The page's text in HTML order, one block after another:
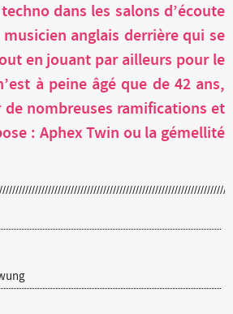
dans les salons d’écoute
anglais derrière qui se
en jouant par ailleurs pour le
à peine âgé que de 42 ans,
nombreuses ramifications et
: Aphex Twin ou la gémellité